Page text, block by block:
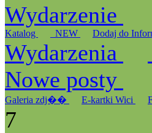
Wydarzenie
Katalog _NEW Dodaj do
Wydarzenia
Nowe posty
Galeria zdj�� E-kartki Wici
7